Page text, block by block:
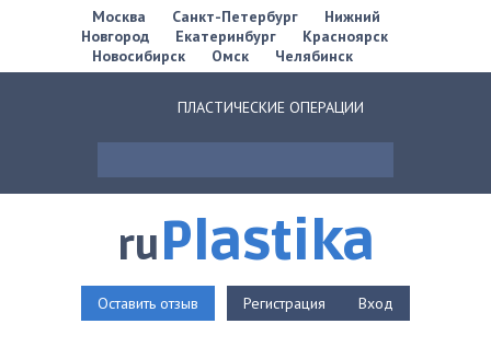
Москва Санкт-Петербург
Нижний
Новгород
Екатеринбург
Красноярск
Новосибирск
Омск Челябинск
ПЛАСТИЧЕСКИЕ ОПЕРАЦИИ
ruPlastika
Оставить отзыв Регистрация Вход